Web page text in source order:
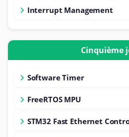
Interrupt Management
Cinquième
Software Timer
FreeRTOS MPU
STM32 Fast Ethernet